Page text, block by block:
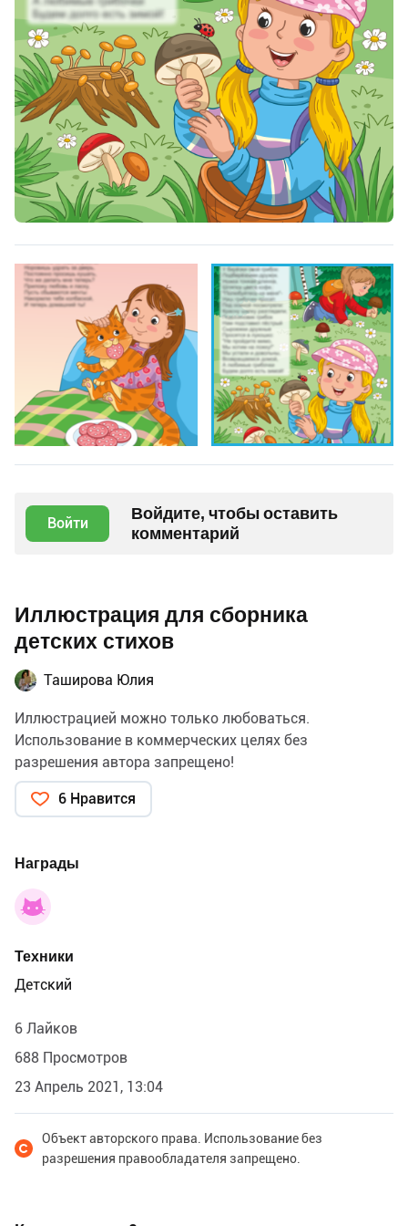
Войти
Войдите, чтобы оставить
комментарий
Иллюстрация для сборника
детских стихов
Таширова Юлия
Иллюстрацией можно только любоваться.
Использование в коммерческих целях без
разрешения автора запрещено!
6 Нравится
Награды
Техники
Детский
6 Лайков
688 Просмотров
23 Апрель 2021, 13:04
Объект авторского права. Использование без
разрешения правообладателя запрещено.